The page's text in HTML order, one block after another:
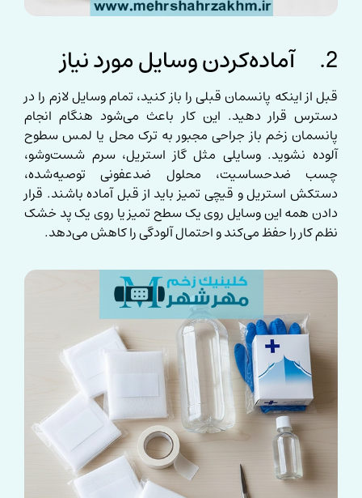
2. آماده‌کردن وسایل مورد نیاز
قبل از اینکه پانسمان قبلی را باز کنید، تمام وسایل لازم را در
دسترس قرار دهید. این کار باعث می‌شود هنگام انجام
پانسمان زخم باز جراحی مجبور به ترک محل یا لمس سطوح
آلوده نشوید. وسایلی مثل گاز استریل، سرم شست‌وشو،
چسب ضدحساسیت، محلول ضدعفونی توصیه‌شده،
دستکش استریل و قیچی تمیز باید از قبل آماده باشند. قرار
دادن همه این وسایل روی یک سطح تمیز یا روی یک پد خشک
نظم کار را حفظ می‌کند و احتمال آلودگی را کاهش می‌دهد.